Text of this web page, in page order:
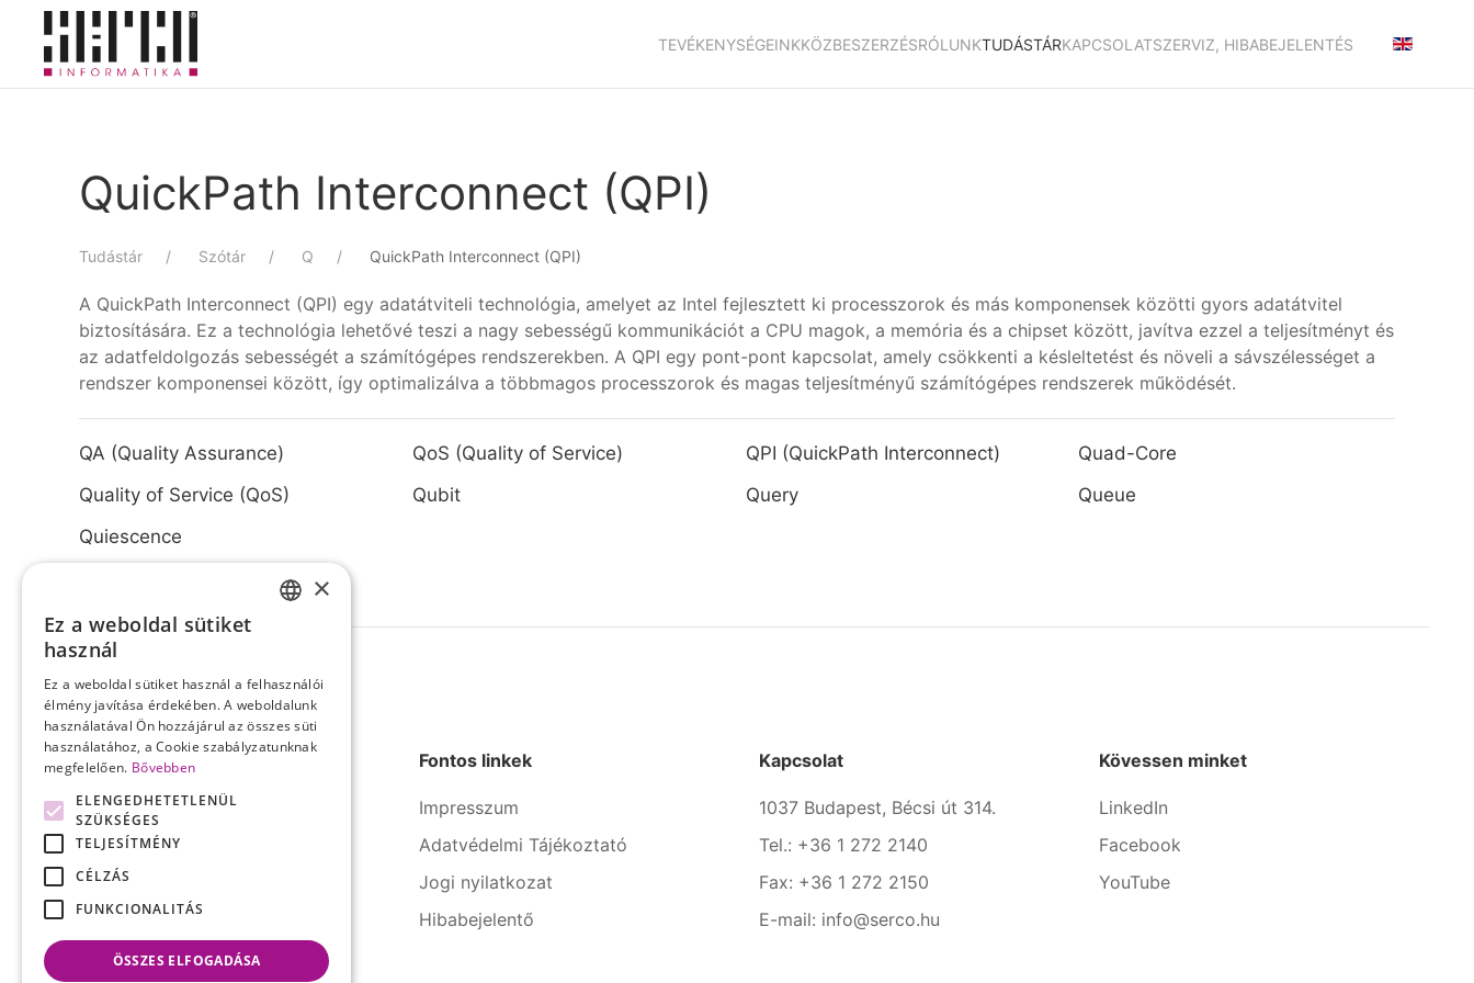
Skip to main content
TEVÉKENYSÉGEINKKÖZBESZERZÉSRÓLUNKTUDÁSTÁRKAPCSOLATSZERVIZ, HIBABEJELENTÉS
QuickPath Interconnect (QPI)
Tudástár Szótár Q QuickPath Interconnect (QPI)
A QuickPath Interconnect (QPI) egy adatátviteli technológia, amelyet az Intel fejlesztett ki processzorok és más komponensek közötti gyors adatátvitel
biztosítására. Ez a technológia lehetővé teszi a nagy sebességű kommunikációt a CPU magok, a memória és a chipset között, javítva ezzel a teljesítményt és
az adatfeldolgozás sebességét a számítógépes rendszerekben. A QPI egy pont-pont kapcsolat, amely csökkenti a késleltetést és növeli a sávszélességet a
rendszer komponensei között, így optimalizálva a többmagos processzorok és magas teljesítményű számítógépes rendszerek működését.
QA (Quality Assurance) QoS (Quality of Service) QPI (QuickPath Interconnect)
Quad-Core
Quality of Service (QoS)
Qubit Query
Queue
Quiescence
A SERCO Informatika számos
iparágban rendelkezik évtizedes
tapasztalattal és kipróbált
Fontos linkek
Impresszum
Adatvédelmi Tájékoztató
Jogi nyilatkozat
Hibabejelentő
Kapcsolat
1037 Budapest, Bécsi út 314.
Tel.: +36 1 272 2140
Fax: +36 1 272 2150
E-mail: info@serco.hu
Kövessen minket
LinkedIn
Facebook
YouTube
×
Ez a weboldal sütiket
használ
Ez a weboldal sütiket használ a felhasználói
élmény javítása érdekében. A weboldalunk
használatával Ön hozzájárul az összes süti
használatához, a Cookie szabályzatunknak
megfelelően. Bővebben
ELENGEDHETETLENÜL
SZÜKSÉGES
TELJESÍTMÉNY
CÉLZÁS
FUNKCIONALITÁS
ÖSSZES ELFOGADÁSA